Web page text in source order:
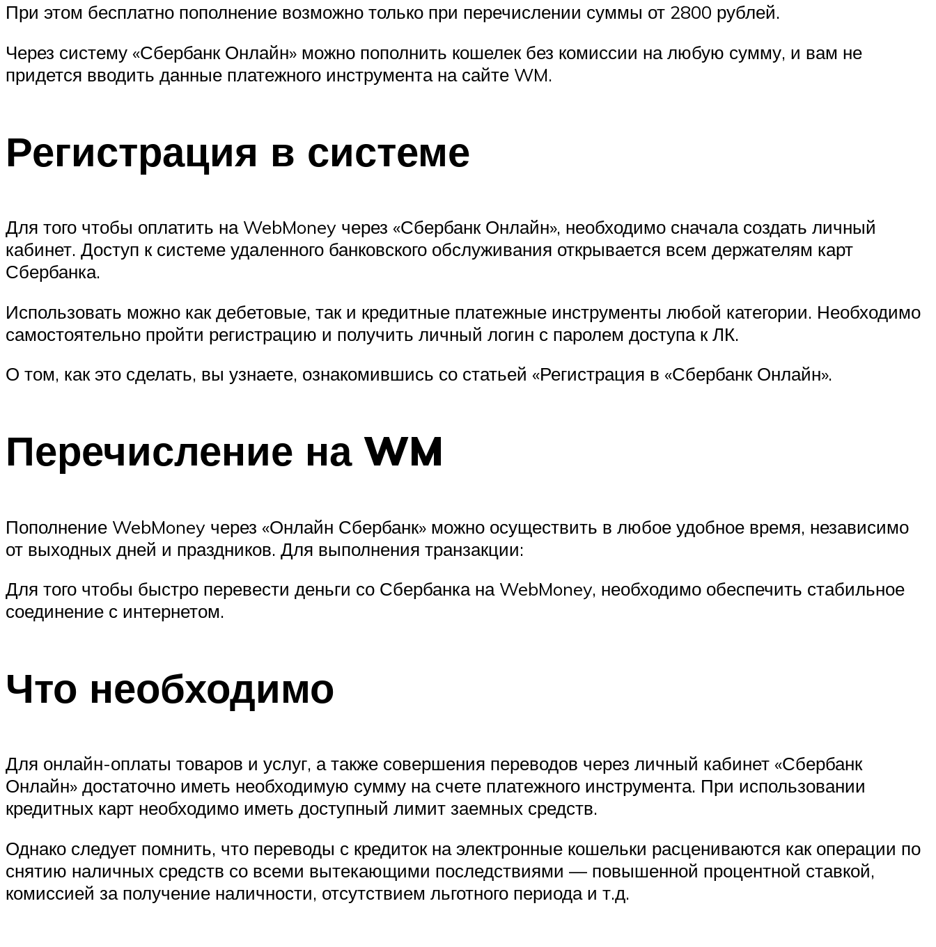
При этом бесплатно пополнение возможно только при перечислении суммы от 2800 рублей.
Через систему «Сбербанк Онлайн» можно пополнить кошелек без комиссии на любую сумму, и вам не
придется вводить данные платежного инструмента на сайте WM.
Регистрация в системе
Для того чтобы оплатить на WebMoney через «Сбербанк Онлайн», необходимо сначала создать личный
кабинет. Доступ к системе удаленного банковского обслуживания открывается всем держателям карт
Сбербанка.
Использовать можно как дебетовые, так и кредитные платежные инструменты любой категории. Необходимо
самостоятельно пройти регистрацию и получить личный логин с паролем доступа к ЛК.
О том, как это сделать, вы узнаете, ознакомившись со статьей «Регистрация в «Сбербанк Онлайн».
Перечисление на WM
Пополнение WebMoney через «Онлайн Сбербанк» можно осуществить в любое удобное время, независимо
от выходных дней и праздников. Для выполнения транзакции:
Для того чтобы быстро перевести деньги со Сбербанка на WebMoney, необходимо обеспечить стабильное
соединение с интернетом.
Что необходимо
Для онлайн-оплаты товаров и услуг, а также совершения переводов через личный кабинет «Сбербанк
Онлайн» достаточно иметь необходимую сумму на счете платежного инструмента. При использовании
кредитных карт необходимо иметь доступный лимит заемных средств.
Однако следует помнить, что переводы с кредиток на электронные кошельки расцениваются как операции по
снятию наличных средств со всеми вытекающими последствиями — повышенной процентной ставкой,
комиссией за получение наличности, отсутствием льготного периода и т.д.